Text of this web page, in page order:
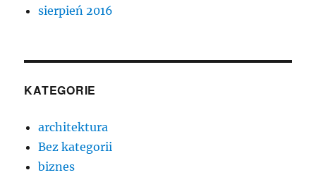
sierpień 2016
KATEGORIE
architektura
Bez kategorii
biznes